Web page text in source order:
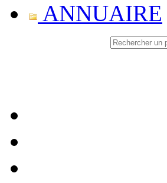
ANNUAIRE